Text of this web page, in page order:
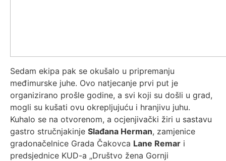
Sedam ekipa pak se okušalo u pripremanju
međimurske juhe. Ovo natjecanje prvi put je
organizirano prošle godine, a svi koji su došli u grad,
mogli su kušati ovu okrepljujuću i hranjivu juhu.
Kuhalo se na otvorenom, a ocjenjivački žiri u sastavu
gastro stručnjakinje Slađana Herman, zamjenice
gradonačelnice Grada Čakovca Lane Remar i
predsjednice KUD-a „Društvo žena Gornji